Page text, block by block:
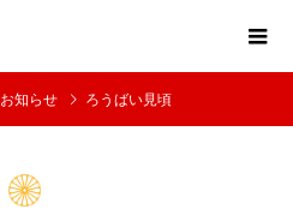
お知らせ ろうばい見頃